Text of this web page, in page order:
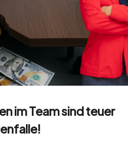
im Team sind teuer